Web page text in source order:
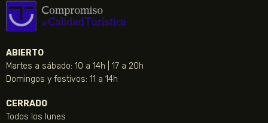
ABIERTO
Martes a sábado: 10 a 14h | 17 a 20h
Domingos y festivos: 11 a 14h
CERRADO
Todos los lunes